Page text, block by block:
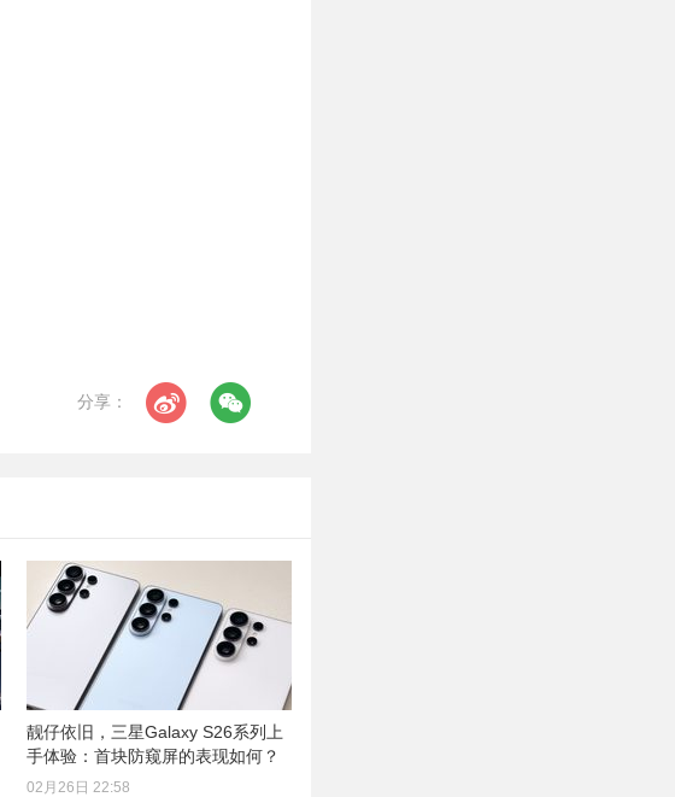
分享：
靓仔依旧，三星Galaxy S26系列上
手体验：首块防窥屏的表现如何？
02月26日 22:58